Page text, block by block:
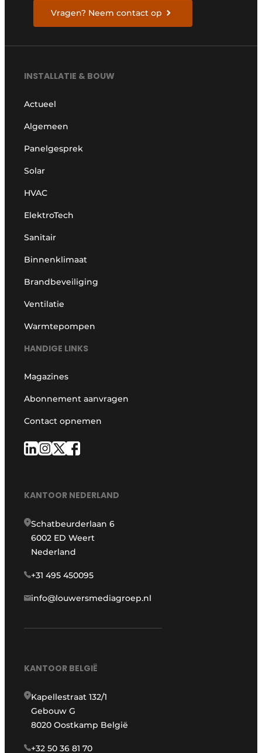
Vragen? Neem contact op
INSTALLATIE & BOUW
Actueel
Algemeen
Panelgesprek
Solar
HVAC
ElektroTech
Sanitair
Binnenklimaat
Brandbeveiliging
Ventilatie
Warmtepompen
HANDIGE LINKS
Magazines
Abonnement aanvragen
Contact opnemen
KANTOOR NEDERLAND
Schatbeurderlaan 6
6002 ED Weert
Nederland
+31 495 450095
info@louwersmediagroep.nl
KANTOOR BELGIË
Kapellestraat 132/1
Gebouw G
8020 Oostkamp België
+32 50 36 81 70